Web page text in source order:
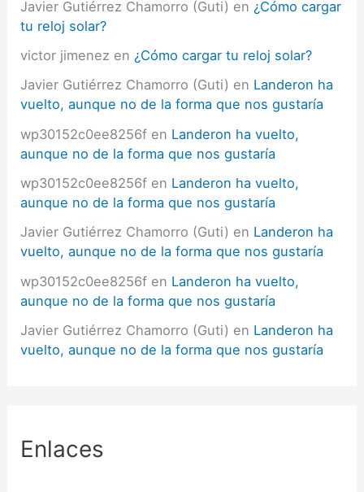
Javier Gutiérrez Chamorro (Guti) en ¿Cómo cargar
tu reloj solar?
victor jimenez en ¿Cómo cargar tu reloj solar?
Javier Gutiérrez Chamorro (Guti) en Landeron ha
vuelto, aunque no de la forma que nos gustaría
wp30152c0ee8256f en Landeron ha vuelto,
aunque no de la forma que nos gustaría
wp30152c0ee8256f en Landeron ha vuelto,
aunque no de la forma que nos gustaría
Javier Gutiérrez Chamorro (Guti) en Landeron ha
vuelto, aunque no de la forma que nos gustaría
wp30152c0ee8256f en Landeron ha vuelto,
aunque no de la forma que nos gustaría
Javier Gutiérrez Chamorro (Guti) en Landeron ha
vuelto, aunque no de la forma que nos gustaría
Enlaces